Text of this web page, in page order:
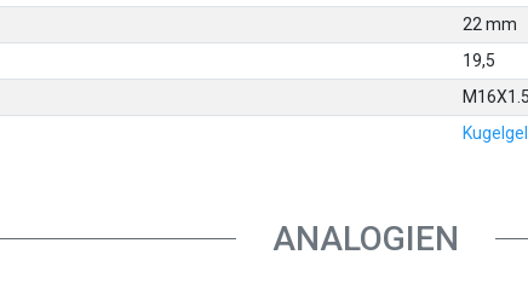
22 mm
19,5
M16X1.5
ANALOGIEN